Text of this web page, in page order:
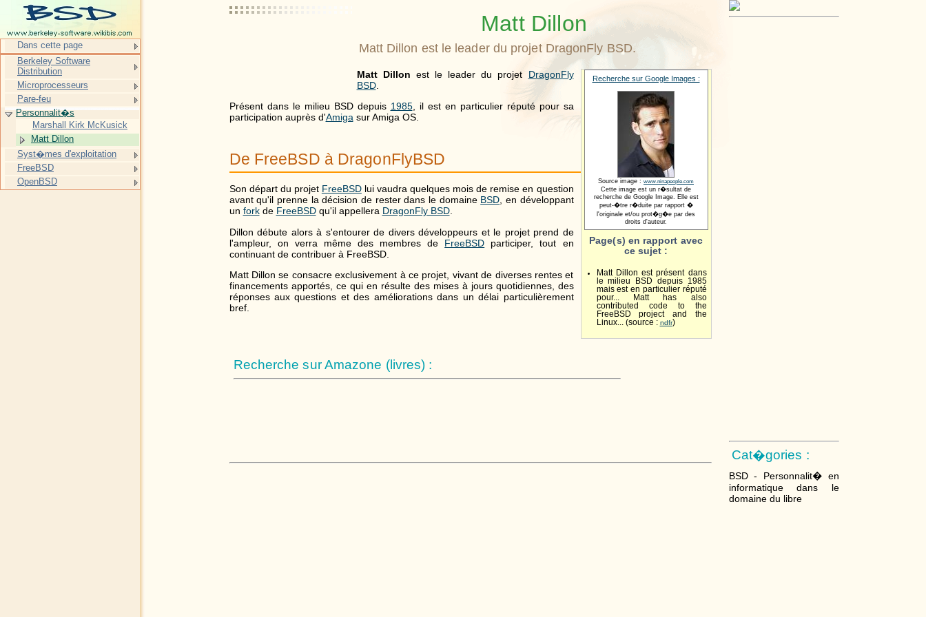
Matt Dillon
Matt Dillon est le leader du projet DragonFly BSD.
Cat�gories :
BSD - Personnalit� en
informatique dans le
domaine du libre
Recherche sur Google Images :
Source image : www.ninapeople.com
Cette image est un r�sultat de
recherche de Google Image. Elle est
peut-�tre r�duite par rapport �
l'originale et/ou prot�g�e par des
droits d'auteur.
Page(s) en rapport avec
ce sujet :
Matt Dillon est présent dans
le milieu BSD depuis 1985
mais est en particulier réputé
pour... Matt has also
contributed code to the
FreeBSD project and the
Linux... (source : ndfr)
Matt Dillon est le leader du projet DragonFly
BSD.
Présent dans le milieu BSD depuis 1985, il est en particulier réputé pour sa
participation auprès d'Amigasur Amiga OS.
De FreeBSD à DragonFlyBSD
Son départ du projet FreeBSDlui vaudra quelques mois de remise en question
avant qu'il prenne la décision de rester dans le domaine BSD, en développant
un forkde FreeBSDqu'il appellera DragonFly BSD.
Dillon débute alors à s'entourer de divers développeurs et le projet prend de
l'ampleur, on verra même des membres de FreeBSD participer, tout en
continuant de contribuer à FreeBSD.
Matt Dillon se consacre exclusivement à ce projet, vivant de diverses rentes et
financements apportés, ce qui en résulte des mises à jours quotidiennes, des
réponses aux questions et des améliorations dans un délai particulièrement
bref.
Recherche sur Amazone (livres) :
Dans cette page
Berkeley Software
Distribution
Microprocesseurs
Pare-feu
Personnalit�s
Marshall Kirk McKusick
Matt Dillon
Syst�mes d'exploitation
FreeBSD
OpenBSD